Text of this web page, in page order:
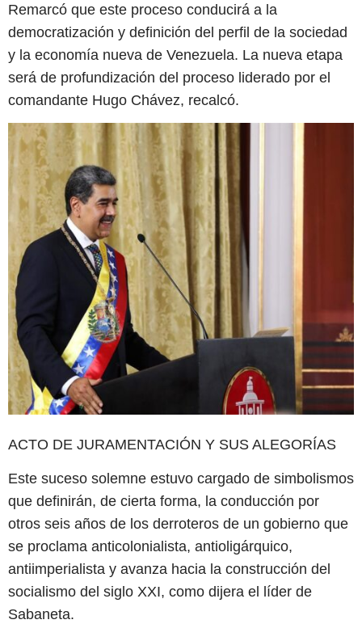
Remarcó que este proceso conducirá a la
democratización y definición del perfil de la sociedad
y la economía nueva de Venezuela. La nueva etapa
será de profundización del proceso liderado por el
comandante Hugo Chávez, recalcó.
ACTO DE JURAMENTACIÓN Y SUS ALEGORÍAS
Este suceso solemne estuvo cargado de simbolismos
que definirán, de cierta forma, la conducción por
otros seis años de los derroteros de un gobierno que
se proclama anticolonialista, antioligárquico,
antiimperialista y avanza hacia la construcción del
socialismo del siglo XXI, como dijera el líder de
Sabaneta.